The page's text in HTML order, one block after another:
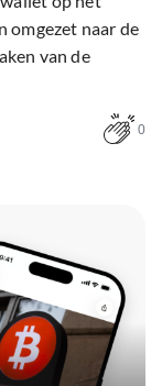
omgezet naar de
van de
0